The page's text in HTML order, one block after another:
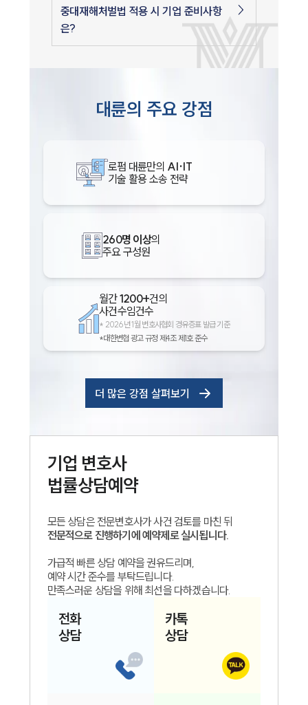
중대재해처벌법 적용 시 기업 준비사항
은?
대륜의 주요 강점
로펌 대륜만의 AI·IT
기술 활용 소송 전략
260명 이상의
주요 구성원
월간1200+건의
사건수임건수
* 2026년 1월 변호사협회 경유증표 발급 기준
*대한변협 광고 규정 제4조 제1호 준수
더 많은 강점 살펴보기
기업 변호사
법률상담예약
모든 상담은 전문변호사가 사건 검토를 마친 뒤
전문적으로 진행하기에 예약제로 실시됩니다.
가급적 빠른 상담 예약을 권유드리며,
예약 시간 준수를 부탁드립니다.
만족스러운 상담을 위해 최선을 다하겠습니다.
전화
상담
카톡
상담